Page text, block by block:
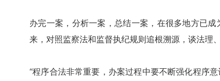
办完一案，分析一案，总结一案，在很多地方已
来，对照监察法和监督执纪规则追根溯源，谈法理
“程序合法非常重要，办案过程中要不断强化程序